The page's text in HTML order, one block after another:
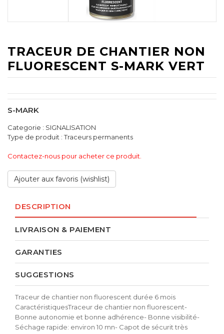
TRACEUR DE CHANTIER NON
FLUORESCENT S-MARK VERT
S-MARK
Categorie : SIGNALISATION
Type de produit : Traceurs permanents
Contactez-nous pour acheter ce produit.
Ajouter aux favoris (wishlist)
DESCRIPTION
LIVRAISON & PAIEMENT
GARANTIES
SUGGESTIONS
Traceur de chantier non fluorescent durée 6 mois
CaractéristiquesTraceur de chantier non fluorescent-
Bonne autonomie et bonne adhérence- Bonne visibilité-
Séchage rapide: environ 10 mn- Capot de sécurit très